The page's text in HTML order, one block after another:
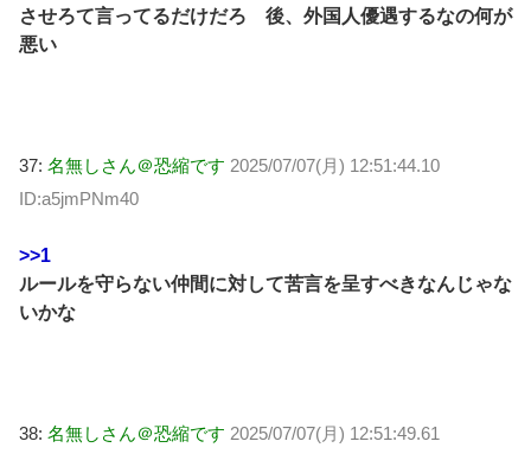
させろて言ってるだけだろ 後、外国人優遇するなの何が
悪い
37: 名無しさん＠恐縮です 2025/07/07(月) 12:51:44.10
ID:a5jmPNm40
>>1
ルールを守らない仲間に対して苦言を呈すべきなんじゃな
いかな
38: 名無しさん＠恐縮です 2025/07/07(月) 12:51:49.61